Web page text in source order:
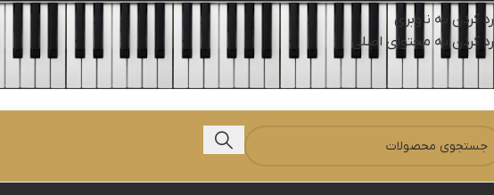
رد کردن به ناوبری
رد کردن به محتوای اصلی